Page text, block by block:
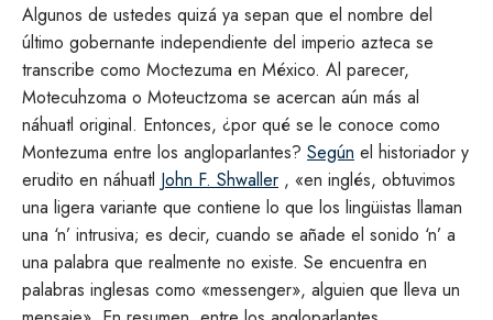
Algunos de ustedes quizá ya sepan que el nombre del
último gobernante independiente del imperio azteca se
transcribe como Moctezuma en México. Al parecer,
Motecuhzoma o Moteuctzoma se acercan aún más al
náhuatl original. Entonces, ¿por qué se le conoce como
Montezuma entre los angloparlantes? Según el historiador y
erudito en náhuatl John F. Shwaller , «en inglés, obtuvimos
una ligera variante que contiene lo que los lingüistas llaman
una ‘n’ intrusiva; es decir, cuando se añade el sonido ‘n’ a
una palabra que realmente no existe. Se encuentra en
palabras inglesas como «messenger», alguien que lleva un